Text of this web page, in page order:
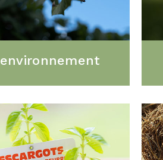
environnement